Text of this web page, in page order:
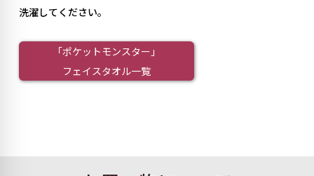
洗濯してください。
「ポケットモンスター」
フェイスタオル一覧